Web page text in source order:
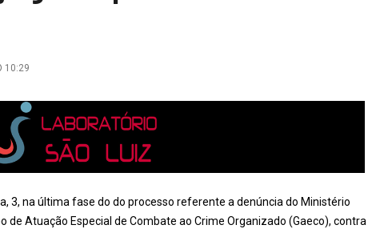
10:29
3, na última fase do do processo referente a denúncia do Ministério
de Atuação Especial de Combate ao Crime Organizado (Gaeco), contra